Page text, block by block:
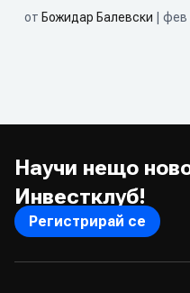
от Божидар Балевски |
Научи нещо
Инвестклуб!
Регистрирай се